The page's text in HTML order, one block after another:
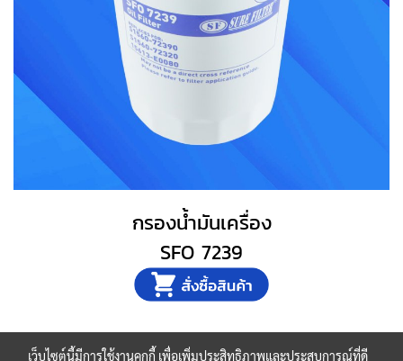
กรองน้ำมันเครื่อง
SFO 7239
เว็บไซต์นี้มีการใช้งานคุกกี้ เพื่อเพิ่มประสิทธิภาพและประสบการณ์ที่ดี